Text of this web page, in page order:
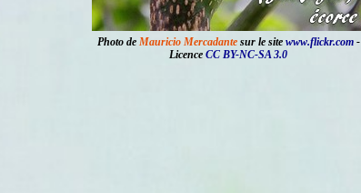
Photo de Mauricio Mercadantesur le site www.flickr.com-
Licence CC BY-NC-SA 3.0